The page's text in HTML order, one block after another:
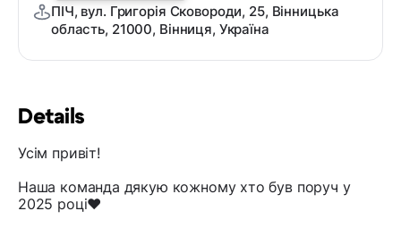
Details
Усім привіт!
Наша команда дякую кожному хто був поруч у
2025 році❤️
ПІЧ, вул. Григорія Сковороди, 25, Вінницька
область, 21000, Вінниця, Україна